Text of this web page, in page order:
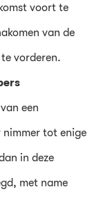
voort te
van de
vorderen.
een
nimmer tot enige
in deze
met name